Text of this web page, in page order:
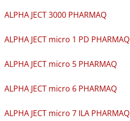
ALPHA JECT 3000 PHARMAQ
ALPHA JECT micro 1 PD PHARMAQ
ALPHA JECT micro 5 PHARMAQ
ALPHA JECT micro 6 PHARMAQ
ALPHA JECT micro 7 ILA PHARMAQ